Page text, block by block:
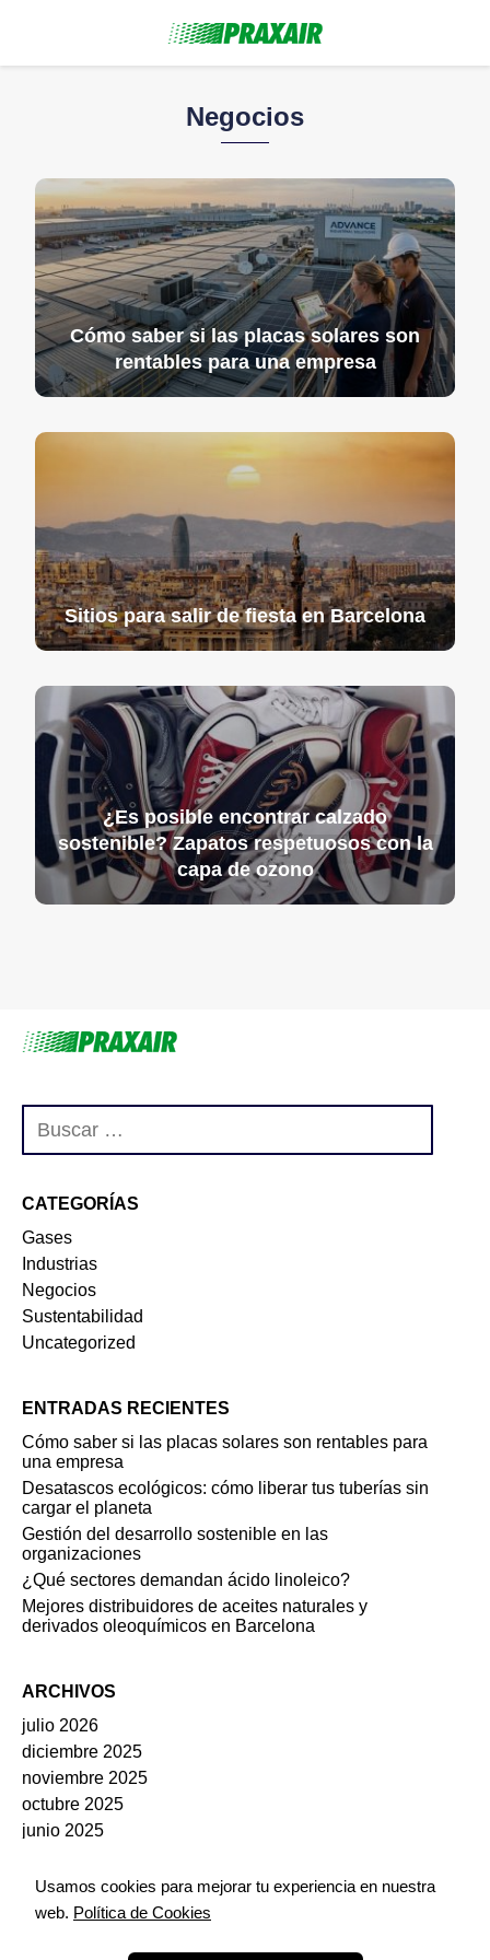
Negocios
Cómo saber si las placas solares son
rentables para una empresa
Sitios para salir de fiesta en Barcelona
¿Es posible encontrar calzado
sostenible? Zapatos respetuosos con la
capa de ozono
CATEGORÍAS
Gases
Industrias
Negocios
Sustentabilidad
Uncategorized
ENTRADAS RECIENTES
Cómo saber si las placas solares son rentables para
una empresa
Desatascos ecológicos: cómo liberar tus tuberías sin
cargar el planeta
Gestión del desarrollo sostenible en las
organizaciones
¿Qué sectores demandan ácido linoleico?
Mejores distribuidores de aceites naturales y
derivados oleoquímicos en Barcelona
ARCHIVOS
julio 2026
diciembre 2025
noviembre 2025
octubre 2025
junio 2025
marzo 2024
octubre 2021
Usamos cookies para mejorar tu experiencia en nuestra
web. Política de Cookies